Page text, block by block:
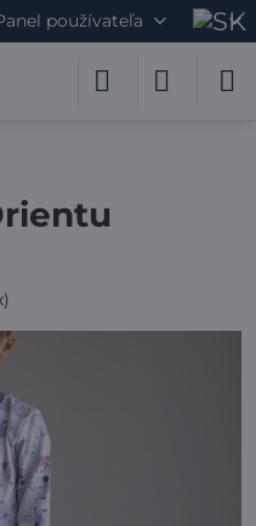
používateľa